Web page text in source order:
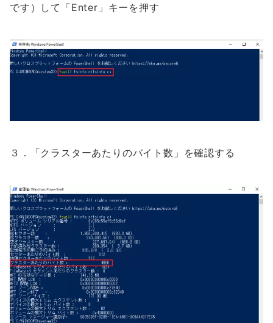
です）して「Enter」キーを押す
３．「クラスターあたりのバイト数」を確認する